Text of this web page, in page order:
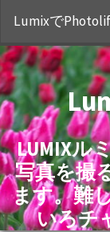
Lumixで
LUMIXル
写真を撮
ます。難
いろチ